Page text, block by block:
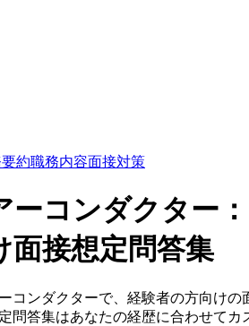
約職務内容面接対策
ーコンダクター：
面接想定問答集
コンダクターで、経験者の方向けの
問答集はあなたの経歴に合わせてカ